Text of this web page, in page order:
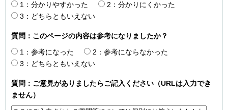
1：分かりやすかった
2：分かりにくかった
3：どちらともいえない
質問：このページの内容は参考になりましたか？
1：参考になった
2：参考にならなかった
3：どちらともいえない
質問：ご意見がありましたらご記入ください（URLは入力でき
ません）